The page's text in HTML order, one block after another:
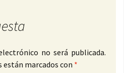
no será publicada.
marcados con *